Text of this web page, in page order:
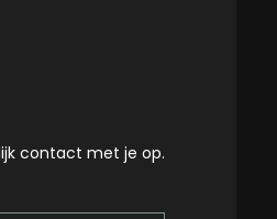
contact met je op.